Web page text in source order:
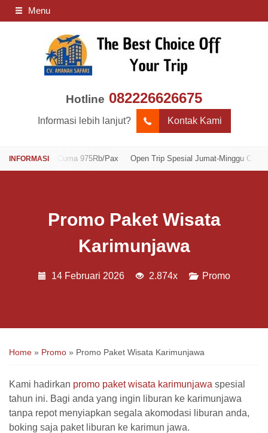
Menu
Hotline 082226626675
Informasi lebih lanjut? Kontak Kami
Cuma 975Rb/Pax Open Trip Spesial Jumat-Minggu Cuma 975Rb/
Promo Paket Wisata
Karimunjawa
14 Februari 2026 2.874x Promo
Home » Promo » Promo Paket Wisata Karimunjawa
Kami hadirkan promo paket wisata karimunjawa spesial
tahun ini. Bagi anda yang ingin liburan ke karimunjawa
tanpa repot menyiapkan segala akomodasi liburan anda,
boking saja paket liburan ke karimun jawa.